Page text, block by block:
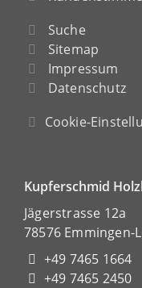
Suche
Sitemap
Impressum
Datenschutz
Cookie-
Kupferschmid
Jägerstrasse 12a
78576 Emmingen-
+49 7465 1664
+49 7465 2450